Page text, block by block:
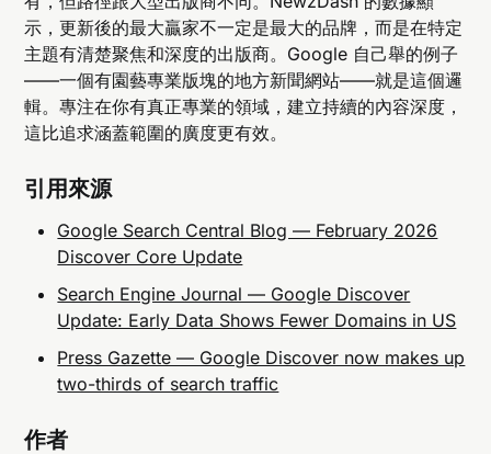
示，更新後的最大贏家不一定是最大的品牌，而是在特定
主題有清楚聚焦和深度的出版商。Google 自己舉的例子
——一個有園藝專業版塊的地方新聞網站——就是這個邏
輯。專注在你有真正專業的領域，建立持續的內容深度，
這比追求涵蓋範圍的廣度更有效。
引用來源
Google Search Central Blog — February 2026
Discover Core Update
Search Engine Journal — Google Discover
Update: Early Data Shows Fewer Domains in US
Press Gazette — Google Discover now makes up
two-thirds of search traffic
作者